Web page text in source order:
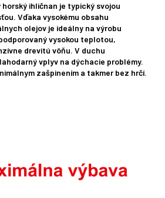
ihličnan je typický svojou
Vďaka vysokému obsahu
olejov je ideálny na výrobu
vysokou teplotou,
drevitú vôňu. V duchu
vplyv na dýchacie problémy.
zašpinením a takmer bez hrčí.